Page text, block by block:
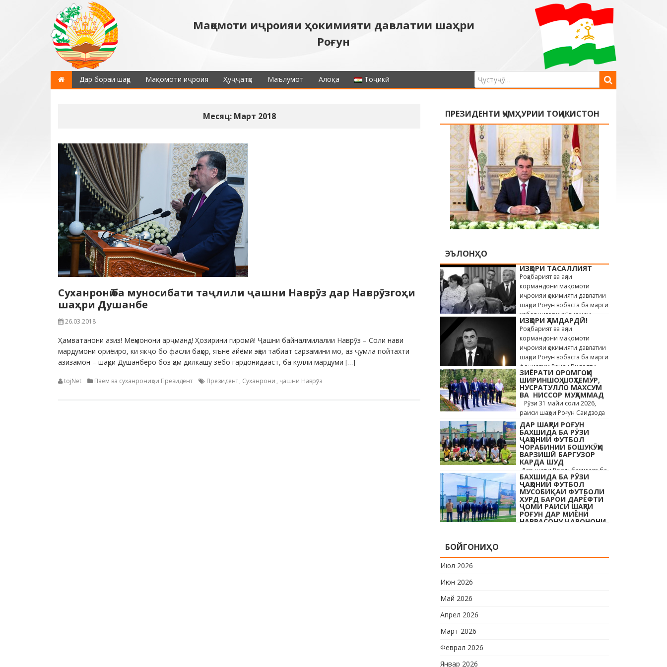
Мақомоти иҷроияи ҳокимияти давлатии шаҳри
Роғун
Дар бораи шаҳр Мақомоти иҷроия Ҳуҷҷатҳо Маълумот Алоқа Тоҷикӣ
Месяц: Март 2018
Суханронӣ ба муносибати таҷлили ҷашни Наврӯз дар Наврӯзгоҳи
шаҳри Душанбе
26.03.2018
Ҳамватанони азиз! Меҳмонони арҷманд! Ҳозирини гиромӣ! Ҷашни байналмилалии Наврӯз – Соли нави
мардумони ориёиро, ки якҷо бо фасли баҳор, яъне айёми эҳёи табиат сарзамини мо, аз ҷумла пойтахти
азизамон – шаҳри Душанберо боз ҳам дилкашу зебо гардонидааст, ба кулли мардуми […]
tojNet Паём ва суханрониҳои Президент Президент, Суханрони , ҷашни Наврӯз
ПРЕЗИДЕНТИ ҶУМҲУРИИ ТОҶИКИСТОН
ЭЪЛОНҲО
ИЗҲОРИ ТАСАЛЛИЯТ
Роҳабарият ва аҳли
кормандони мақомоти
иҷроияи ҳокимияти давлатии
шаҳри Роғун вобаста ба марги
хабарнигори рӯзномаи
«Истиқлол» Саиди Ҳайдар,
сахт андӯҳгин …
ИЗҲОРИ ҲАМДАРДӢ!
Роҳабарият ва аҳли
кормандони мақомоти
иҷроияи ҳокимияти давлатии
шаҳри Роғун вобаста ба марги
фоҷиавии Раиси Вилояти
Мухтори Кӯҳистони Бадахшон
Алишер …
ЗИЁРАТИ ОРОМГОҲИ
ШИРИНШОҲ ШОҲТЕМУР,
НУСРАТУЛЛО МАХСУМ
ВА НИССОР МУҲАММАД
Рӯзи 31 майи соли 2026,
раиси шаҳри Роғун Саидзода
Сунъатулло бо ҳайъати
кормандони дастгоҳи раиси
шаҳр ва роҳбарони мақомотҳои
…
ДАР ШАҲРИ РОҒУН
БАХШИДА БА РӮЗИ
ҶАҲОНИИ ФУТБОЛ
ЧОРАБИНИИ БОШУКӮҲИ
ВАРЗИШӢ БАРГУЗОР
КАРДА ШУД
Дар шаҳри Роғун бахшида ба
Рӯзи ҷавонони Тоҷикистон ва
Рӯзи ҷаҳонии футбол бо
иштироки 10 даста
мусобиқаи кушоди шаҳри аз
…
БАХШИДА БА РӮЗИ
ҶАҲОНИИ ФУТБОЛ
МУСОБИҚАИ ФУТБОЛИ
ХУРД БАРОИ ДАРЁФТИ
ҶОМИ РАИСИ ШАҲРИ
РОҒУН ДАР МИЁНИ
НАВРАСОНУ ҶАВОНОНИ
БОЙГОНИҲО
Июл 2026
Июн 2026
Май 2026
Апрел 2026
Март 2026
Феврал 2026
Январ 2026